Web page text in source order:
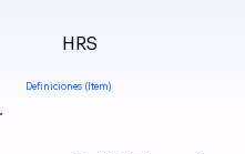
Definiciones (Item)
HRS